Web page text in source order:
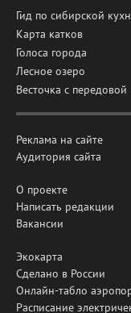
Гид по сибирской
Карта катков
Голоса города
Лесное озеро
Весточка с передовой
Реклама на сайте
Аудитория сайта
О проекте
Написать редакции
Вакансии
Экокарта
Сделано в России
Онлайн-табло
Расписание